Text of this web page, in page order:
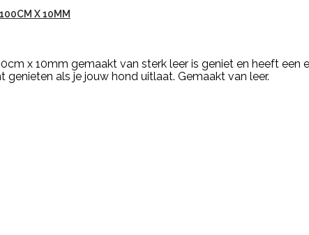
X 10MM
x 10mm gemaakt van sterk leer is geniet en heeft
als je jouw hond uitlaat. Gemaakt van leer.